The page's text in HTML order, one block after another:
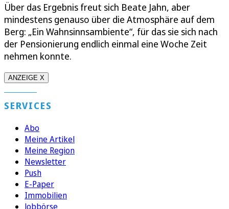
Über das Ergebnis freut sich Beate Jahn, aber
mindestens genauso über die Atmosphäre auf dem
Berg: „Ein Wahnsinnsambiente“, für das sie sich nach
der Pensionierung endlich einmal eine Woche Zeit
nehmen konnte.
ANZEIGE X
SERVICES
Abo
Meine Artikel
Meine Region
Newsletter
Push
E-Paper
Immobilien
Jobbörse